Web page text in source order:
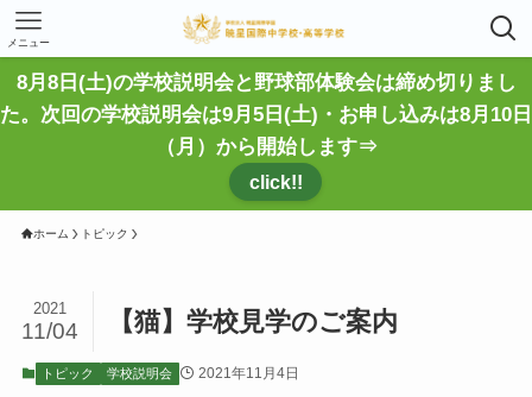
メニュー
8月8日(土)の学校説明会と野球部体験会は締め切りまし
た。次回の学校説明会は9月5日(土)・お申し込みは8月10日
（月）から開始します⇒
click!!
ホーム トピック
【猫】学校見学のご案内
2021
11/04
トピック 学校説明会 2021年11月4日